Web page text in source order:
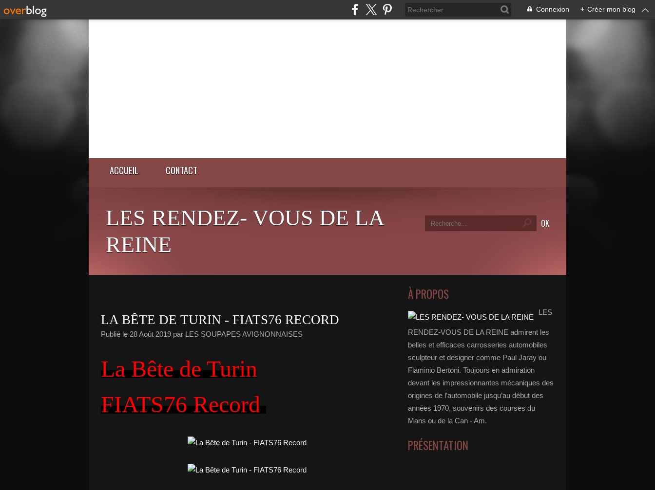
Connexion + Créer mon blog
ACCUEIL CONTACT
LES RENDEZ- VOUS DE LA
REINE
LA BÊTE DE TURIN - FIATS76 RECORD
Publié le 28 Août 2019 par LES SOUPAPES AVIGNONNAISES
La Bête de Turin
FIATS76 Record
À PROPOS
LES
RENDEZ-VOUS DE LA REINE admirent les
belles et efficaces carrosseries automobiles
sculpteur et designer comme Paul Jaray ou
Flaminio Bertoni. Toujours en admiration
devant les impressionnantes mécaniques des
origines de l’automobile jusqu’au début des
années 1970, souvenirs des courses du
Mans ou de la Can - Am.
PRÉSENTATION